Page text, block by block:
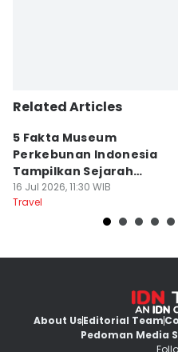
Related Articles
5 Fakta Museum
Perkebunan Indonesia
Tampilkan Sejarah
Tanah Deli
16 Jul 2026, 11:30 WIB
Travel
About UsEditorial Team
Pedoman Media